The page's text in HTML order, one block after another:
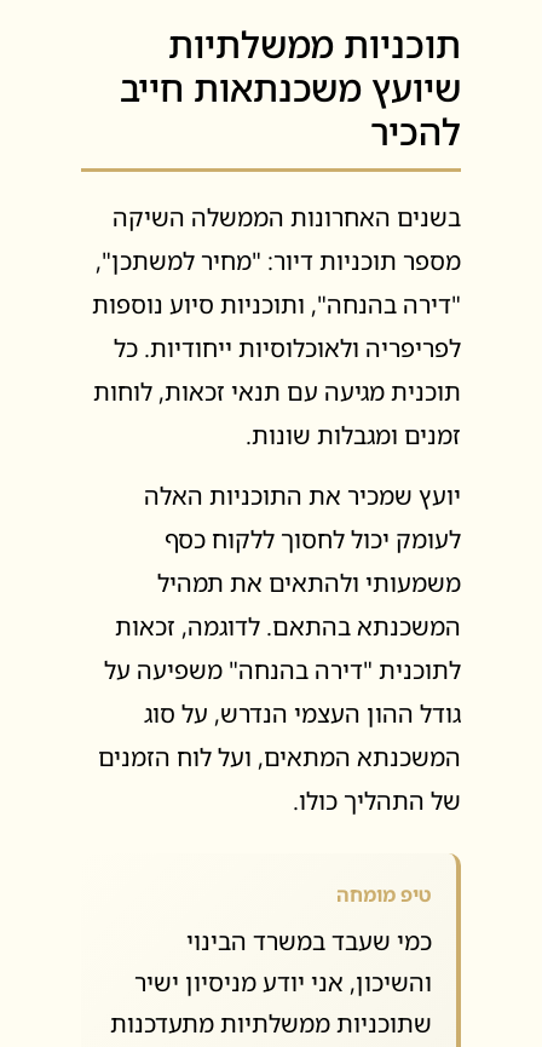
תוכניות ממשלתיות
שיועץ משכנתאות חייב
להכיר
בשנים האחרונות הממשלה השיקה
מספר תוכניות דיור: "מחיר למשתכן",
"דירה בהנחה", ותוכניות סיוע נוספות
לפריפריה ולאוכלוסיות ייחודיות. כל
תוכנית מגיעה עם תנאי זכאות, לוחות
זמנים ומגבלות שונות.
יועץ שמכיר את התוכניות האלה
לעומק יכול לחסוך ללקוח כסף
משמעותי ולהתאים את תמהיל
המשכנתא בהתאם. לדוגמה, זכאות
לתוכנית "דירה בהנחה" משפיעה על
גודל ההון העצמי הנדרש, על סוג
המשכנתא המתאים, ועל לוח הזמנים
של התהליך כולו.
טיפ מומחה
כמי שעבד במשרד הבינוי
והשיכון, אני יודע מניסיון ישיר
שתוכניות ממשלתיות מתעדכנות